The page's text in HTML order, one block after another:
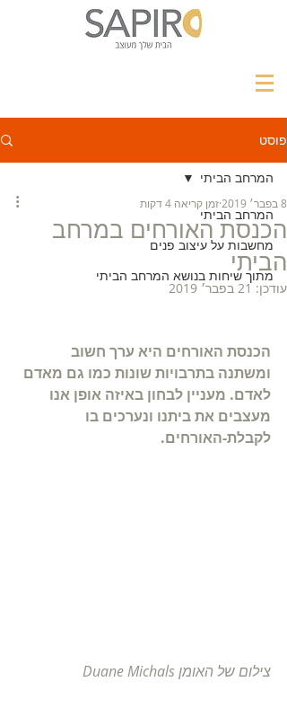
פוסט
המרחב הביתי
מחשבות על עיצוב פנים
מתוך שיחות בנושא המרחב הביתי
המרחב הביתי
הכנסת האורחים במרחב
הביתי
8 בפבר׳ 2019 זמן קריאה 4 דקות
עודכן: 21 בפבר׳ 2019
הכנסת האורחים היא ערך חשוב
ומשתנה בתרבויות שונות כמו גם מאדם
לאדם. מעניין לבחון באיזה אופן אנו
מעצבים את ביתנו ונערכים בו
לקבלת-האורחים.
צילום של האומן Duane Michals